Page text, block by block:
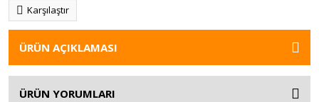
Karşılaştır
ÜRÜN AÇIKLAMASI
ÜRÜN YORUMLARI